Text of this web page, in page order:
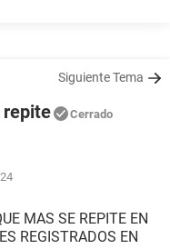
Siguiente Tema
repite Cerrado
MAS SE REPITE EN
REGISTRADOS EN